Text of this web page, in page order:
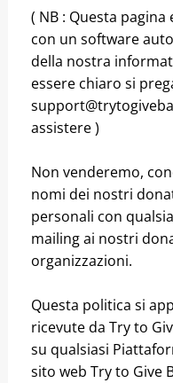
( NB : Questa
con un software
della nostra
essere chiaro si
assistere )
Non venderemo,
nomi dei nostri
personali con
mailing ai nostri
organizzazioni.
Questa politica si
ricevute da Try to
su qualsiasi
sito web Try to Give